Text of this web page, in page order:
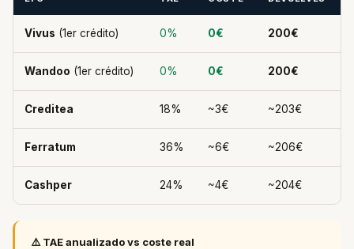
Vivus (1er crédito) 0% 0€ 200€
Wandoo (1er crédito) 0% 0€ 200€
Creditea 18% ~3€ ~203€
Ferratum 36% ~6€ ~206€
Cashper 24% ~4€ ~204€
⚠️ TAE anualizado vs coste real